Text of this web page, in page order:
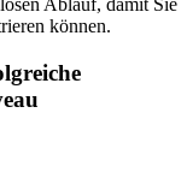
Ablauf, damit Sie
können.